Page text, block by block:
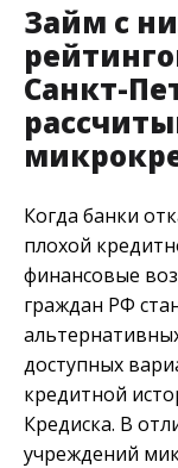
Займ с
Санкт-
Когда банки
плохой
финансовые
граждан РФ
доступных
кредитной
Кредиска. В
учреждений